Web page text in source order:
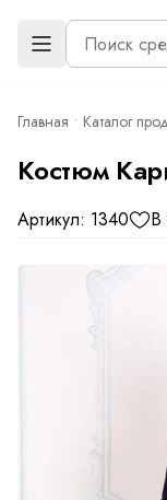
Главная Каталог
Костюм
Артикул: 1340 В